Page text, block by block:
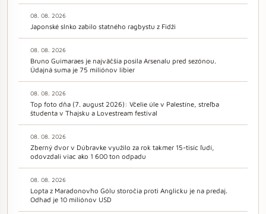
08. 08. 2026
Japonské slnko zabilo statného ragbystu z Fidži
08. 08. 2026
Bruno Guimaraes je najväčšia posila Arsenalu pred sezónou.
Údajná suma je 75 miliónov libier
08. 08. 2026
Top foto dňa (7. august 2026): Včelie úle v Palestíne, streľba
študenta v Thajsku a Lovestream festival
08. 08. 2026
Zberný dvor v Dúbravke využilo za rok takmer 15-tisíc ľudí,
odovzdali viac ako 1 600 ton odpadu
08. 08. 2026
Lopta z Maradonovho Gólu storočia proti Anglicku je na predaj.
Odhad je 10 miliónov USD